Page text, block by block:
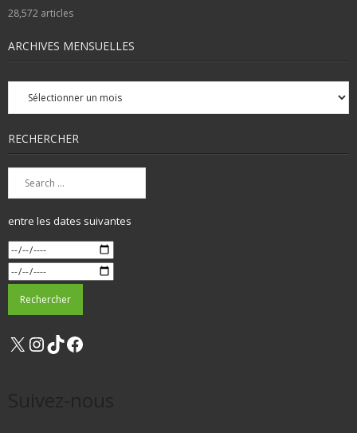
28,572 articles
ARCHIVES MENSUELLES
Archives
mensuelles
RECHERCHER
entre les dates suivantes
X Instagram
TikTok